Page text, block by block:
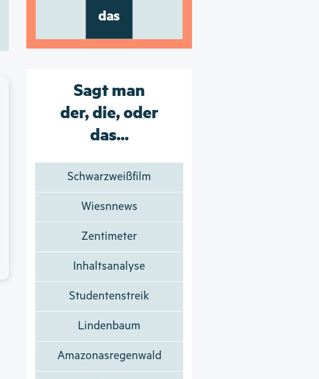
das
Sagt man
der, die, oder
das...
Schwarzweißfilm
Wiesnnews
Zentimeter
Inhaltsanalyse
Studentenstreik
Lindenbaum
Amazonasregenwald